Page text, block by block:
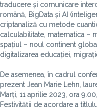
traducere și comunicare
română, BigData și AI
criptanaliză cu metode
calculabilitate, matematica –
spațiul – noul continent
digitalizarea educației,
De asemenea, în cadrul
prezent Jean Marie Lehn,
Marți, 11 aprilie 2023, ora
Festivității de acordare a